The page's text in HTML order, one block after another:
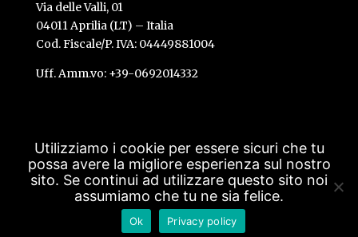
Via delle Valli, 01
04011 Aprilia (LT) – Italia
Cod. Fiscale/P. IVA: 04449881004
Uff. Amm.vo: +39-0692014332
Created by Gavilab -Vedi la Privacy policy-
Iscriviti alla newsletter© Bova's The Grill 2014-
2024 . All Rights Reserved.
Utilizziamo i cookie per essere sicuri che tu
possa avere la migliore esperienza sul nostro
sito. Se continui ad utilizzare questo sito noi
assumiamo che tu ne sia felice.
Ok Privacy policy